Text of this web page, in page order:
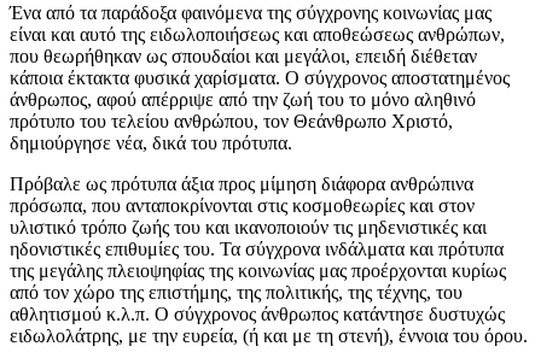
Ένα από τα παράδοξα φαινόμενα της σύγχρονης κοινωνίας μας
είναι και αυτό της ειδωλοποιήσεως και αποθεώσεως ανθρώπων,
που θεωρήθηκαν ως σπουδαίοι και μεγάλοι, επειδή διέθεταν
κάποια έκτακτα φυσικά χαρίσματα. Ο σύγχρονος αποστατημένος
άνθρωπος, αφού απέρριψε από την ζωή του το μόνο αληθινό
πρότυπο του τελείου ανθρώπου, τον Θεάνθρωπο Χριστό,
δημιούργησε νέα, δικά του πρότυπα.
Πρόβαλε ως πρότυπα άξια προς μίμηση διάφορα ανθρώπινα
πρόσωπα, που ανταποκρίνονται στις κοσμοθεωρίες και στον
υλιστικό τρόπο ζωής του και ικανοποιούν τις μηδενιστικές και
ηδονιστικές επιθυμίες του. Τα σύγχρονα ινδάλματα και πρότυπα
της μεγάλης πλειοψηφίας της κοινωνίας μας προέρχονται κυρίως
από τον χώρο της επιστήμης, της πολιτικής, της τέχνης, του
αθλητισμού κ.λ.π. Ο σύγχρονος άνθρωπος κατάντησε δυστυχώς
ειδωλολάτρης, με την ευρεία, (ή και με τη στενή), έννοια του όρου.